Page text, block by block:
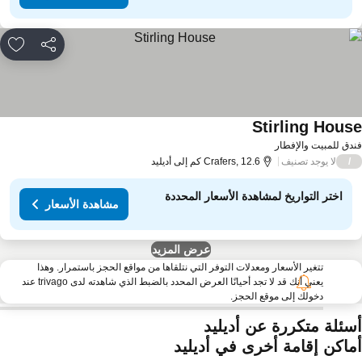
مشاركة
للمبيت والإفطار
Stirling
لا يوجد تصنيف Crafers, 12.6 كم إلى أديليد
اختر التواريخ لمشاهدة الأسعار المحددة
مشاهدة الأسعار
عرض المزيد
تتغير الأسعار ومعدلات التوفر التي نتلقاها من مواقع الحجز باستمرار. وهذا
يعني أنك قد لا تجد أحيانًا العرض المحدد بالضبط الذي شاهدته لدى trivago عند
دخولك إلى موقع الحجز.
متكررة عن أديليد
إقامة أخرى في أديليد